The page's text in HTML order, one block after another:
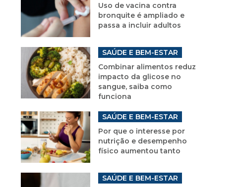
Uso de vacina contra
bronquite é ampliado e
passa a incluir adultos
SAÚDE E BEM-ESTAR
Combinar alimentos reduz
impacto da glicose no
sangue, saiba como
funciona
SAÚDE E BEM-ESTAR
Por que o interesse por
nutrição e desempenho
físico aumentou tanto
SAÚDE E BEM-ESTAR